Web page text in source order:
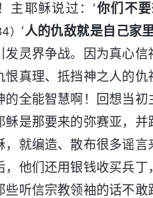
主耶稣说过：‘你们不
）‘人的仇敌就是自己家
发灵界争战。因为真心
恨真理、抵挡神之人的
的全能智慧啊！回想当
稣是那要来的弥赛亚，
，就编造、散布很多谣
，他们还用银钱收买兵
些听信宗教领袖的话不敢